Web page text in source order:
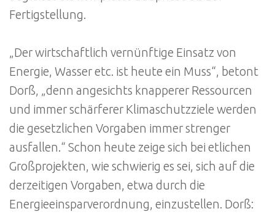
Fertigstellung.
„Der wirtschaftlich vernünftige Einsatz von
Energie, Wasser etc. ist heute ein Muss“, betont
Dorß, „denn angesichts knapperer Ressourcen
und immer schärferer Klimaschutzziele werden
die gesetzlichen Vorgaben immer strenger
ausfallen.“ Schon heute zeige sich bei etlichen
Großprojekten, wie schwierig es sei, sich auf die
derzeitigen Vorgaben, etwa durch die
Energieeinsparverordnung, einzustellen. Dorß: